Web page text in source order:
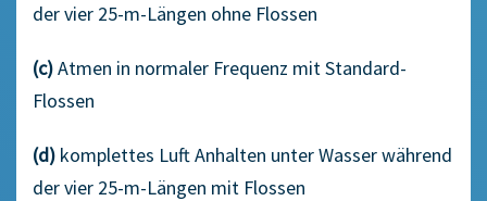
der vier 25-m-Längen ohne Flossen
(c)Atmen in normaler Frequenz mit Standard-
Flossen
(d) komplettes Luft Anhalten unter Wasser während
der vier 25-m-Längen mit Flossen